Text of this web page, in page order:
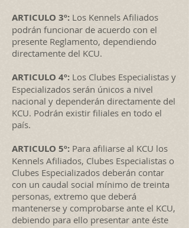
ARTICULO 3º: Los Kennels Afiliados
podrán funcionar de acuerdo con el
presente Reglamento, dependiendo
directamente del KCU.
ARTICULO 4º: Los Clubes Especialistas y
Especializados serán únicos a nivel
nacional y dependerán directamente del
KCU. Podrán existir filiales en todo el
país.
ARTICULO 5º: Para afiliarse al KCU los
Kennels Afiliados, Clubes Especialistas o
Clubes Especializados deberán contar
con un caudal social mínimo de treinta
personas, extremo que deberá
mantenerse y comprobarse ante el KCU,
debiendo para ello presentar ante éste